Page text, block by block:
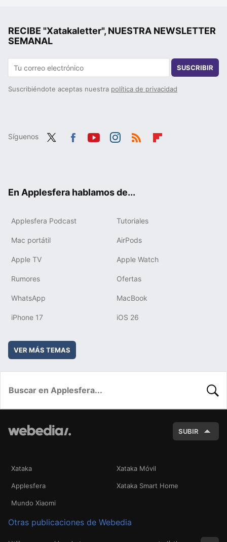
RECIBE "Xatakaletter", NUESTRA NEWSLETTER
SEMANAL
SUSCRIBIR
Suscribiéndote aceptas nuestra política de privacidad
Síguenos
En Applesfera hablamos de...
Applesfera Podcast Tutoriales
Mac portátil AirPods
Apple TV Apple Watch
Rumores Ofertas
WhatsApp MacBook
iPhone 17 iOS 26
VER MÁS TEMAS
SUBIR
Xataka Xataka Móvil
Applesfera Xataka Smart Home
Mundo Xiaomi
Otras publicaciones de Webedia